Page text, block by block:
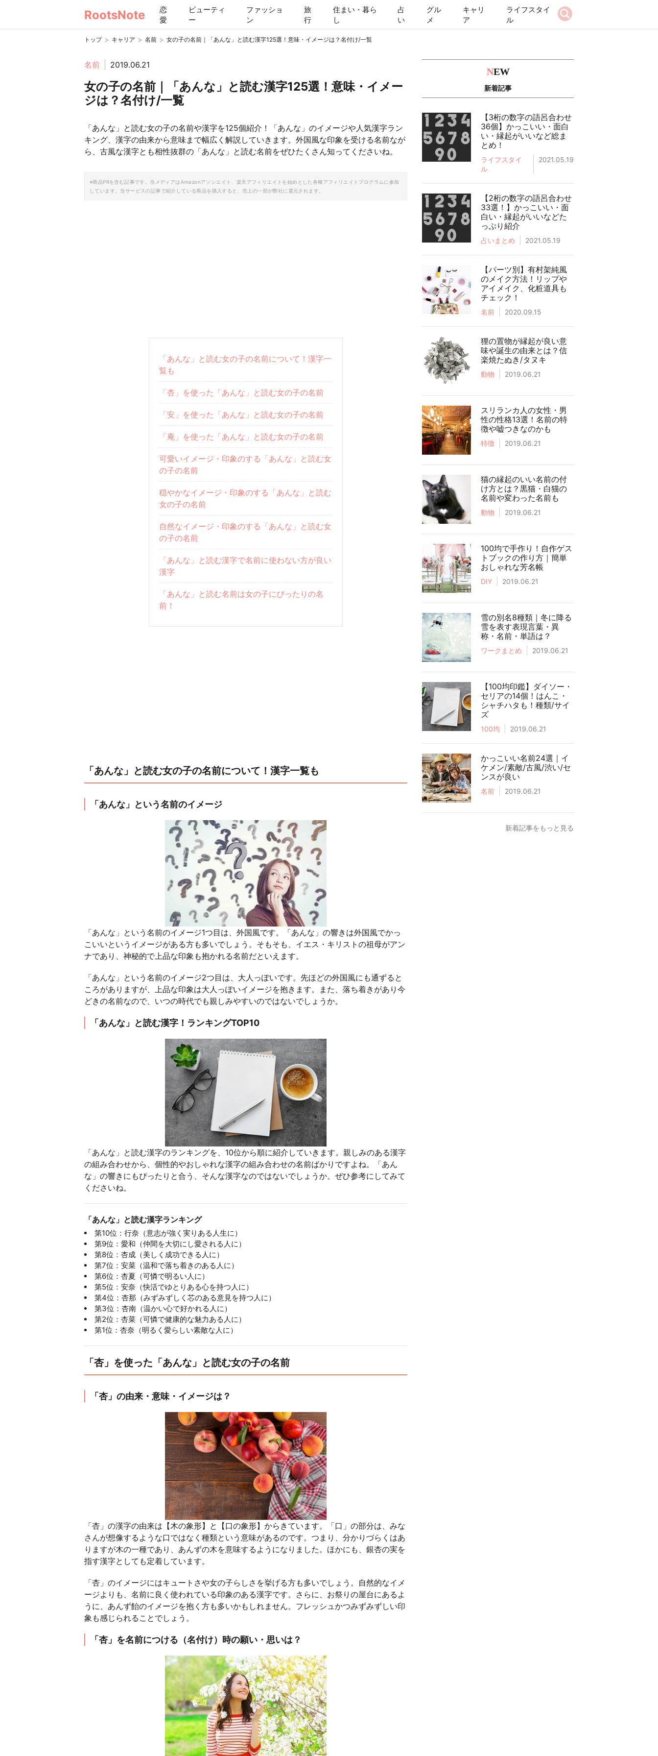
RootsNote
恋
愛
ビューティ
ー
ファッショ
ン
旅
行
住まい・暮ら
し
占
い
グル
メ
キャリ
ア
ライフスタイ
ル
トップ > キャリア > 名前 > 女の子の名前｜「あんな」と読む漢字125選！意味・イメージは？名付け/一覧
名前 2019.06.21
女の子の名前｜「あんな」と読む漢字125選！意味・イメー
ジは？名付け/一覧
「あんな」と読む女の子の名前や漢字を125個紹介！「あんな」のイメージや人気漢字ラン
キング、漢字の由来から意味まで幅広く解説していきます。外国風な印象を受ける名前なが
ら、古風な漢字とも相性抜群の「あんな」と読む名前をぜひたくさん知ってくださいね。
※商品PRを含む記事です。当メディアはAmazonアソシエイト、楽天アフィリエイトを始めとした各種アフィリエイトプログラムに参加
しています。当サービスの記事で紹介している商品を購入すると、売上の一部が弊社に還元されます。
「あんな」と読む女の子の名前について！漢字一
覧も
「杏」を使った「あんな」と読む女の子の名前
「安」を使った「あんな」と読む女の子の名前
「庵」を使った「あんな」と読む女の子の名前
可愛いイメージ・印象のする「あんな」と読む女
の子の名前
穏やかなイメージ・印象のする「あんな」と読む
女の子の名前
自然なイメージ・印象のする「あんな」と読む女
の子の名前
「あんな」と読む漢字で名前に使わない方が良い
漢字
「あんな」と読む名前は女の子にぴったりの名
前！
「あんな」と読む女の子の名前について！漢字一覧も
「あんな」という名前のイメージ
「あんな」という名前のイメージ1つ目は、外国風です。「あんな」の響きは外国風でかっ
こいいというイメージがある方も多いでしょう。そもそも、イエス・キリストの祖母がアン
ナであり、神秘的で上品な印象も抱かれる名前だといえます。
「あんな」という名前のイメージ2つ目は、大人っぽいです。先ほどの外国風にも通ずると
ころがありますが、上品な印象は大人っぽいイメージを抱きます。また、落ち着きがあり今
どきの名前なので、いつの時代でも親しみやすいのではないでしょうか。
「あんな」と読む漢字！ランキングTOP10
「あんな」と読む漢字のランキングを、10位から順に紹介していきます。親しみのある漢字
の組み合わせから、個性的やおしゃれな漢字の組み合わせの名前ばかりですよね。「あん
な」の響きにもぴったりと合う、そんな漢字なのではないでしょうか。ぜひ参考にしてみて
くださいね。
「あんな」と読む漢字ランキング
第10位：行奈（意志が強く実りある人生に）
第9位：愛和（仲間を大切にし愛される人に）
第8位：杏成（美しく成功できる人に）
第7位：安菜（温和で落ち着きのある人に）
第6位：杏夏（可憐で明るい人に）
第5位：安奈（快活でゆとりある心を持つ人に）
第4位：杏那（みずみずしく芯のある意見を持つ人に）
第3位：杏南（温かい心で好かれる人に）
第2位：杏菜（可憐で健康的な魅力ある人に）
第1位：杏奈（明るく愛らしい素敵な人に）
「杏」を使った「あんな」と読む女の子の名前
「杏」の由来・意味・イメージは？
「杏」の漢字の由来は【木の象形】と【口の象形】からきています。「口」の部分は、みな
さんが想像するような口ではなく種類という意味があるのです。つまり、分かりづらくはあ
りますが木の一種であり、あんずの木を意味するようになりました。ほかにも、銀杏の実を
指す漢字としても定着しています。
「杏」のイメージにはキュートさや女の子らしさを挙げる方も多いでしょう。自然的なイメ
ージよりも、名前に良く使われている印象のある漢字です。さらに、お祭りの屋台にあるよ
うに、あんず飴のイメージを抱く方も多いかもしれません。フレッシュかつみずみずしい印
象も感じられることでしょう。
「杏」を名前につける（名付け）時の願い・思いは？
NEW
新着記事
【3桁の数字の語呂合わせ
36個】かっこいい・面白
い・縁起がいいなど総ま
とめ！
ライフスタイ
ル
2021.05.19
【2桁の数字の語呂合わせ
33選！】かっこいい・面
白い・縁起がいいなどた
っぷり紹介
占いまとめ 2021.05.19
【パーツ別】有村架純風
のメイク方法！リップや
アイメイク、化粧道具も
チェック！
名前 2020.09.15
狸の置物が縁起が良い意
味や誕生の由来とは？信
楽焼たぬき/タヌキ
動物 2019.06.21
スリランカ人の女性・男
性の性格13選！名前の特
徴や嘘つきなのかも
特徴 2019.06.21
猫の縁起のいい名前の付
け方とは？黒猫・白猫の
名前や変わった名前も
動物 2019.06.21
100均で手作り！自作ゲス
トブックの作り方｜簡単
おしゃれな芳名帳
DIY 2019.06.21
雪の別名8種類｜冬に降る
雪を表す表現言葉・異
称・名前・単語は？
ワークまとめ 2019.06.21
【100均印鑑】ダイソー・
セリアの14個！はんこ・
シャチハタも！種類/サイ
ズ
100均 2019.06.21
かっこいい名前24選｜イ
ケメン/素敵/古風/渋い/セ
ンスが良い
名前 2019.06.21
新着記事をもっと見る